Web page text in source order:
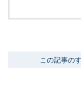
げ、
この記事の